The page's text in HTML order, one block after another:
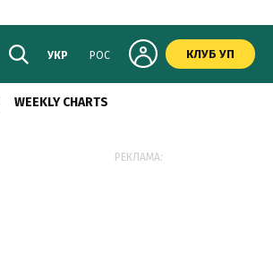
УКР РОС КЛУБ УП
WEEKLY CHARTS
РЕКЛАМА: